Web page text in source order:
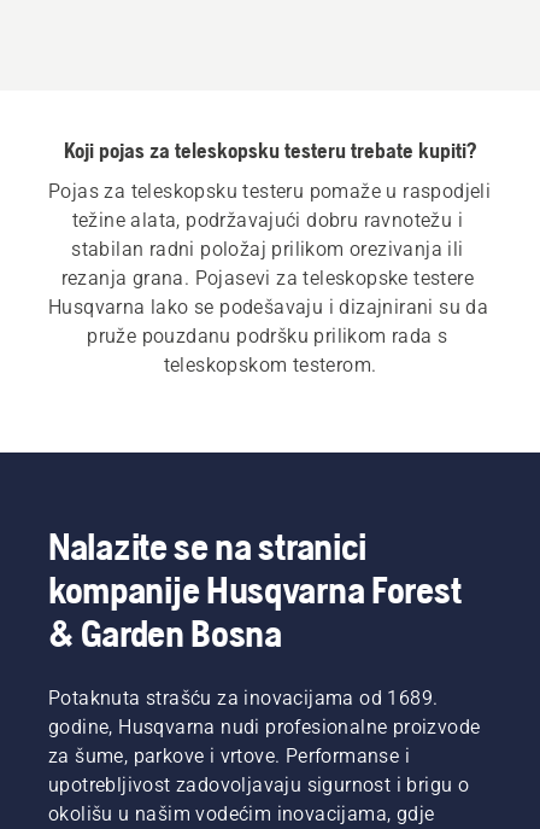
Koji pojas za teleskopsku testeru trebate kupiti?
Pojas za teleskopsku testeru pomaže u raspodjeli
težine alata, podržavajući dobru ravnotežu i
stabilan radni položaj prilikom orezivanja ili
rezanja grana. Pojasevi za teleskopske testere
Husqvarna lako se podešavaju i dizajnirani su da
pruže pouzdanu podršku prilikom rada s
teleskopskom testerom.
Nalazite se na stranici
kompanije Husqvarna Forest
& Garden Bosna
Potaknuta strašću za inovacijama od 1689.
godine, Husqvarna nudi profesionalne proizvode
za šume, parkove i vrtove. Performanse i
upotrebljivost zadovoljavaju sigurnost i brigu o
okolišu u našim vodećim inovacijama, gdje